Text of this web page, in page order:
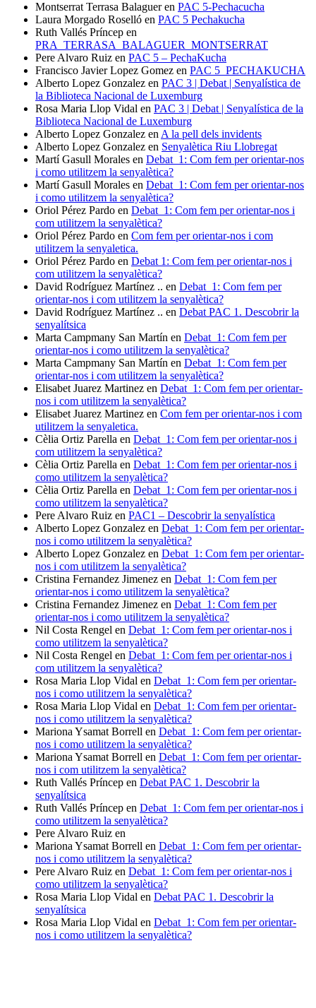
Montserrat Terrasa Balagueren PAC 5-Pechacucha
Laura Morgado Roselló en PAC 5 Pechakucha
Ruth Vallés Príncep en
PRA_TERRASA_BALAGUER_MONTSERRAT
Pere Alvaro Ruiz en PAC 5 – PechaKucha
Francisco Javier Lopez Gomez en PAC 5_PECHAKUCHA
Alberto Lopez Gonzalez en PAC 3 | Debat | Senyalística de
la Biblioteca Nacional de Luxemburg
Rosa Maria Llop Vidal en PAC 3 | Debat | Senyalística de la
Biblioteca Nacional de Luxemburg
Alberto Lopez Gonzalez en A la pell dels invidents
Alberto Lopez Gonzalez en Senyalètica Riu Llobregat
Martí Gasull Morales en Debat_1: Com fem per orientar-nos
i como utilitzem la senyalètica?
Martí Gasull Morales en Debat_1: Com fem per orientar-nos
i como utilitzem la senyalètica?
Oriol Pérez Pardo en Debat_1: Com fem per orientar-nos i
com utilitzem la senyalètica?
Oriol Pérez Pardo en Com fem per orientar-nos i com
utilitzem la senyaletica.
Oriol Pérez Pardo en Debat 1: Com fem per orientar-nos i
com utilitzem la senyalètica?
David Rodríguez Martínez .. en Debat_1: Com fem per
orientar-nos i com utilitzem la senyalètica?
David Rodríguez Martínez .. en Debat PAC 1. Descobrir la
senyalítsica
Marta Campmany San Martín en Debat_1: Com fem per
orientar-nos i como utilitzem la senyalètica?
Marta Campmany San Martín en Debat_1: Com fem per
orientar-nos i com utilitzem la senyalètica?
Elisabet Juarez Martinez en Debat_1: Com fem per orientar-
nos i com utilitzem la senyalètica?
Elisabet Juarez Martinez en Com fem per orientar-nos i com
utilitzem la senyaletica.
Cèlia Ortiz Parella en Debat_1: Com fem per orientar-nos i
com utilitzem la senyalètica?
Cèlia Ortiz Parella en Debat_1: Com fem per orientar-nos i
como utilitzem la senyalètica?
Cèlia Ortiz Parella en Debat_1: Com fem per orientar-nos i
como utilitzem la senyalètica?
Pere Alvaro Ruiz en PAC1 – Descobrir la senyalística
Alberto Lopez Gonzalez en Debat_1: Com fem per orientar-
nos i como utilitzem la senyalètica?
Alberto Lopez Gonzalez en Debat_1: Com fem per orientar-
nos i com utilitzem la senyalètica?
Cristina Fernandez Jimenez en Debat_1: Com fem per
orientar-nos i como utilitzem la senyalètica?
Cristina Fernandez Jimenez en Debat_1: Com fem per
orientar-nos i como utilitzem la senyalètica?
Nil Costa Rengel en Debat_1: Com fem per orientar-nos i
como utilitzem la senyalètica?
Nil Costa Rengel en Debat_1: Com fem per orientar-nos i
com utilitzem la senyalètica?
Rosa Maria Llop Vidal en Debat_1: Com fem per orientar-
nos i como utilitzem la senyalètica?
Rosa Maria Llop Vidal en Debat_1: Com fem per orientar-
nos i como utilitzem la senyalètica?
Mariona Ysamat Borrell en Debat_1: Com fem per orientar-
nos i como utilitzem la senyalètica?
Mariona Ysamat Borrell en Debat_1: Com fem per orientar-
nos i com utilitzem la senyalètica?
Ruth Vallés Príncep en Debat PAC 1. Descobrir la
senyalítsica
Ruth Vallés Príncep en Debat_1: Com fem per orientar-nos i
como utilitzem la senyalètica?
Pere Alvaro Ruiz en
Mariona Ysamat Borrell en Debat_1: Com fem per orientar-
nos i como utilitzem la senyalètica?
Pere Alvaro Ruiz en Debat_1: Com fem per orientar-nos i
como utilitzem la senyalètica?
Rosa Maria Llop Vidal en Debat PAC 1. Descobrir la
senyalítsica
Rosa Maria Llop Vidal en Debat_1: Com fem per orientar-
nos i como utilitzem la senyalètica?